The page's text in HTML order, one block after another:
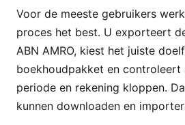
Voor de meeste gebruikers
proces het best. U exporteert
ABN AMRO, kiest het juiste
boekhoudpakket en controleert
periode en rekening kloppen.
kunnen downloaden en